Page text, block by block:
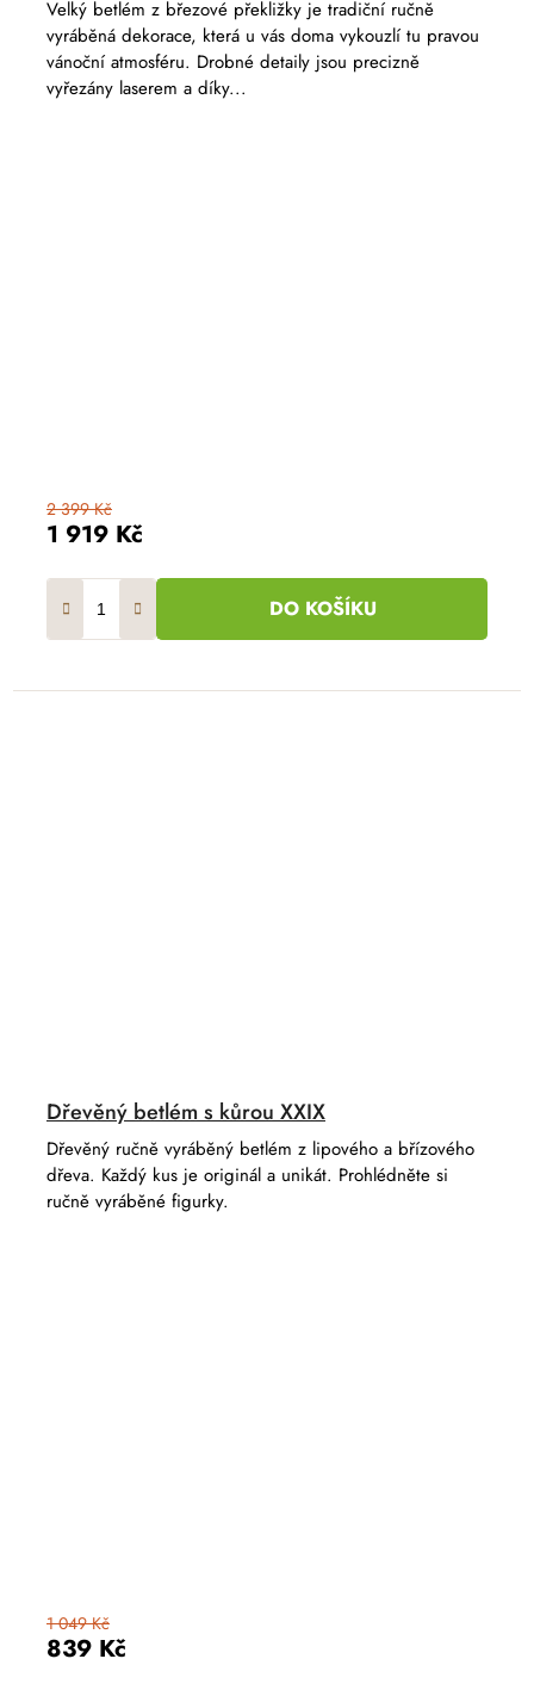
hodnocení
produktu
je
5,0
z
5
hvězdiček.
1 919 Kč
2 399 Kč
DO KOŠÍKU
Velký betlém z březové překližky je tradiční ručně
vyráběná dekorace, která u vás doma vykouzlí tu pravou
vánoční atmosféru. Drobné detaily jsou precizně
vyřezány laserem a díky...
Dřevěný betlém s kůrou XXIX
839 Kč
1 049 Kč
Dřevěný ručně vyráběný betlém z lipového a břízového
dřeva. Každý kus je originál a unikát. Prohlédněte si
ručně vyráběné figurky.